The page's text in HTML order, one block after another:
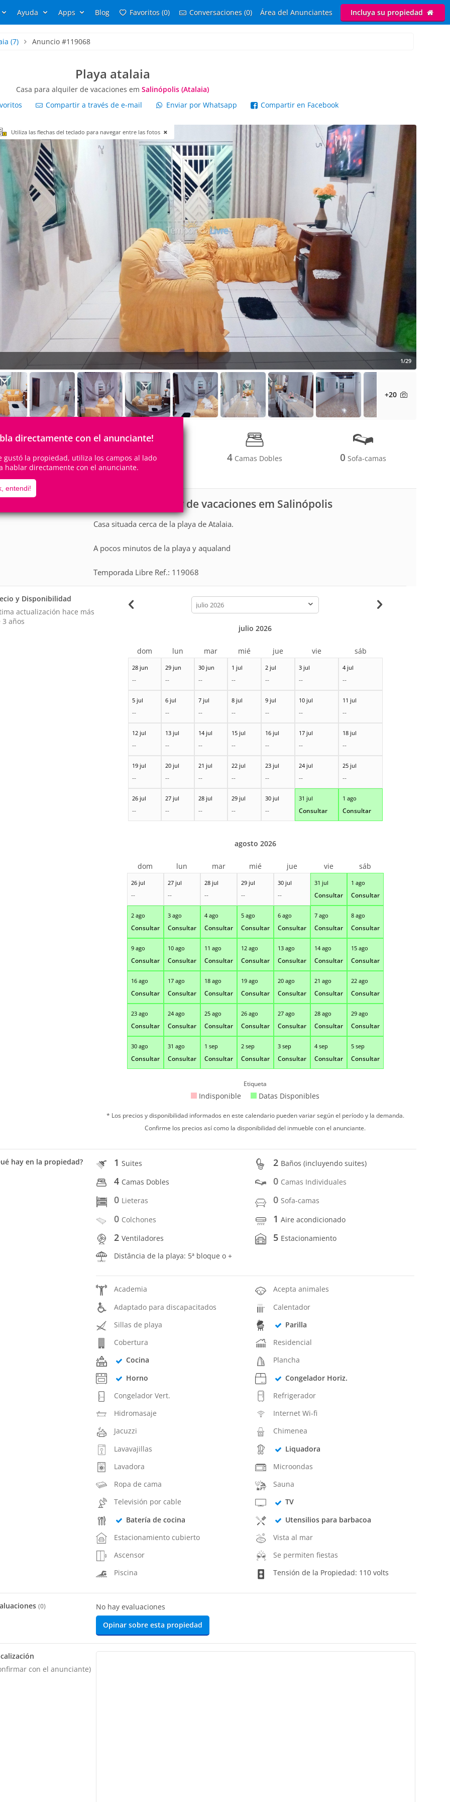
Ayuda Apps Blog Favoritos (0) Conversaciones (0) Área del Anunciantes Incluya su propiedad
(7) Anuncio #119068
Playa atalaia
Casa para alquiler de vacaciones em Salinópolis (Atalaia)
Compartir a través de e-mail Enviar por Whatsapp Compartir en Facebook
directamente con el anunciante!
gustó la propiedad, utiliza los campos al lado
hablar directamente con el anunciante.
entendi!
Utiliza las flechas del teclado para navegar entre las fotos
1/29
+20
16Personas 3Cuartos
1
4Camas Dobles 0 Sofa-camas
Casa para alquiler de vacaciones em Salinópolis
Casa situada cerca de la playa de Atalaia.
A pocos minutos de la playa y aqualand
Temporada Libre Ref.: 119068
y Disponibilidad
actualización hace más
3 años
calendar-
month
28 jun
--
29 jun
--
30 jun
--
1 jul
--
2 jul
--
3 jul
--
4 jul
--
5 jul
--
6 jul
--
7 jul
--
8 jul
--
9 jul
--
10 jul
--
11 jul
--
12 jul
--
13 jul
--
14 jul
--
15 jul
--
16 jul
--
17 jul
--
18 jul
--
19 jul
--
20 jul
--
21 jul
--
22 jul
--
23 jul
--
24 jul
--
25 jul
--
26 jul
--
27 jul
--
28 jul
--
29 jul
--
30 jul
--
31 jul
Consultar
1 ago
Consultar
julio 2026
dom lun mar mié jue vie sáb
26 jul
--
27 jul
--
28 jul
--
29 jul
--
30 jul
--
31 jul
Consultar
1 ago
Consultar
2 ago
Consultar
3 ago
Consultar
4 ago
Consultar
5 ago
Consultar
6 ago
Consultar
7 ago
Consultar
8 ago
Consultar
9 ago
Consultar
10 ago
Consultar
11 ago
Consultar
12 ago
Consultar
13 ago
Consultar
14 ago
Consultar
15 ago
Consultar
16 ago
Consultar
17 ago
Consultar
18 ago
Consultar
19 ago
Consultar
20 ago
Consultar
21 ago
Consultar
22 ago
Consultar
23 ago
Consultar
24 ago
Consultar
25 ago
Consultar
26 ago
Consultar
27 ago
Consultar
28 ago
Consultar
29 ago
Consultar
30 ago
Consultar
31 ago
Consultar
1 sep
Consultar
2 sep
Consultar
3 sep
Consultar
4 sep
Consultar
5 sep
Consultar
agosto 2026
dom lun mar mié jue vie sáb
Etiqueta
Indisponible Datas Disponibles
* Los precios y disponibilidad informados en este calendario pueden variar según el período y la demanda.
Confirme los precios así como la disponibilidad del inmueble con el anunciante.
hay en la propiedad? 1Suites 2 Baños (incluyendo suites)
4 Camas Dobles 0 Camas Individuales
0 Lieteras 0 Sofa-camas
0 Colchones 1Aire acondicionado
2Ventiladores 5 Estacionamiento
Distância de la playa: 5ª bloque o +
Academia
Acepta animales
Adaptado para discapacitados
Calentador
Sillas de playa
Parilla
Cobertura
Residencial
Cocina
Plancha
Horno
Congelador Horiz.
Congelador Vert.
Refrigerador
Hidromasaje
Internet Wi-fi
Jacuzzi
Chimenea
Lavavajillas
Liquadora
Lavadora
Microondas
Ropa de cama
Sauna
Televisión por cable
TV
Batería de cocina
Utensilios para barbacoa
Estacionamiento cubierto
Vista al mar
Ascensor
Se permiten fiestas
Piscina
Tensión de la Propiedad: 110 volts
(0)
No hay evaluaciones
Opinar sobre esta propiedad
con el anunciante)